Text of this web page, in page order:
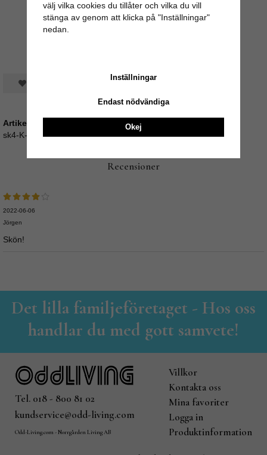
Spara som favorit
Artikelnummer:
sk4-K-kudd
Recensioner
2022-06-06
Jörgen
Skön!
Det lilla familjeföretaget - Hos oss
handlar du med gott samvete!
Tel. 018 - 800 81 02
kundservice@odd-living.com
Odd-Living.com - Norrgården Living AB
Villkor
Kontakta oss
Mina favoriter
Logga in
Produktinformation
välj vilka cookies du tillåter och vilka du vill
stänga av genom att klicka på "Inställningar"
nedan.
Inställningar
Endast nödvändiga
Okej